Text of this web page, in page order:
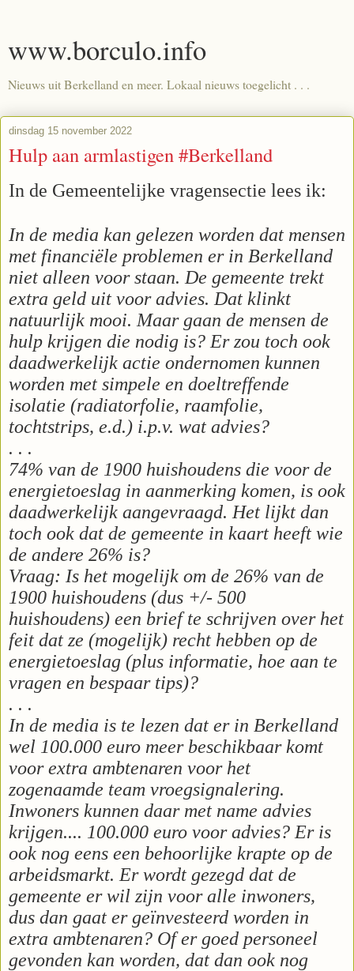
www.borculo.info
Nieuws uit Berkelland en meer. Lokaal nieuws toegelicht . . .
dinsdag 15 november 2022
Hulp aan armlastigen #Berkelland
In de Gemeentelijke vragensectie lees ik:
In de media kan gelezen worden dat mensen
met financiële problemen er in Berkelland
niet alleen voor staan. De gemeente trekt
extra geld uit voor advies. Dat klinkt
natuurlijk mooi. Maar gaan de mensen de
hulp krijgen die nodig is? Er zou toch ook
daadwerkelijk actie ondernomen kunnen
worden met simpele en doeltreffende
isolatie (radiatorfolie, raamfolie,
tochtstrips, e.d.) i.p.v. wat advies?
. . .
74% van de 1900 huishoudens die voor de
energietoeslag in aanmerking komen, is ook
daadwerkelijk aangevraagd. Het lijkt dan
toch ook dat de gemeente in kaart heeft wie
de andere 26% is?
Vraag: Is het mogelijk om de 26% van de
1900 huishoudens (dus +/- 500
huishoudens) een brief te schrijven over het
feit dat ze (mogelijk) recht hebben op de
energietoeslag (plus informatie, hoe aan te
vragen en bespaar tips)?
. . .
In de media is te lezen dat er in Berkelland
wel 100.000 euro meer beschikbaar komt
voor extra ambtenaren voor het
zogenaamde team vroegsignalering.
Inwoners kunnen daar met name advies
krijgen.... 100.000 euro voor advies? Er is
ook nog eens een behoorlijke krapte op de
arbeidsmarkt. Er wordt gezegd dat de
gemeente er wil zijn voor alle inwoners,
dus dan gaat er geïnvesteerd worden in
extra ambtenaren? Of er goed personeel
gevonden kan worden, dat dan ook nog